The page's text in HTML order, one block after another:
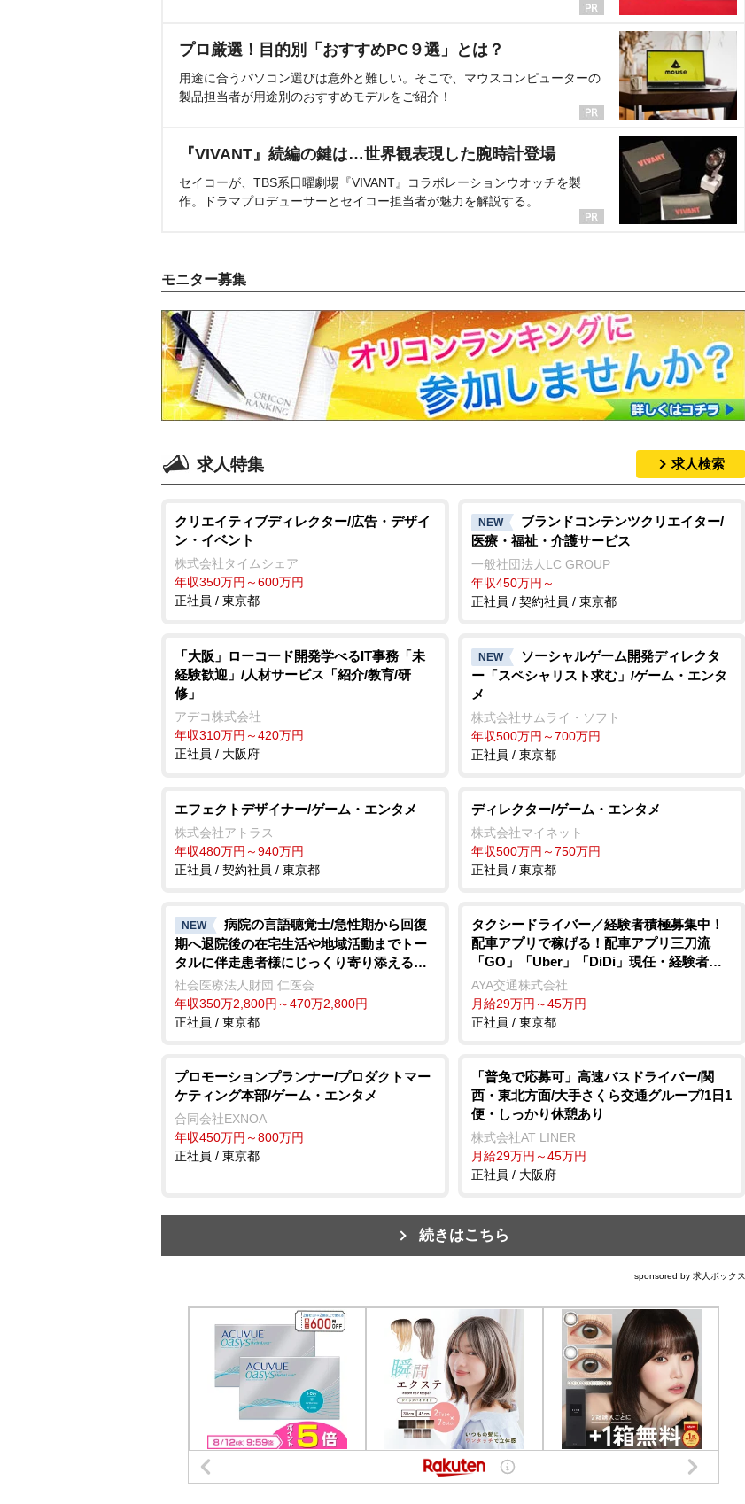
プロ厳選！目的別「おすすめPC９選」とは？
用途に合うパソコン選びは意外と難しい。そこで、マウスコンピューターの
製品担当者が用途別のおすすめモデルをご紹介！
『VIVANT』続編の鍵は…世界観表現した腕時計登場
セイコーが、TBS系日曜劇場『VIVANT』コラボレーションウオッチを製
作。ドラマプロデューサーとセイコー担当者が魅力を解説する。
モニター募集
求人特集 求人検索
クリエイティブディレクター/広告・デザイ
ン・イベント
株式会社タイムシェア
年収350万円～600万円
正社員 / 東京都
NEW
ブランドコンテンツクリエイター/
医療・福祉・介護サービス
一般社団法人LC GROUP
年収450万円～
正社員 / 契約社員 / 東京都
「大阪」ローコード開発学べるIT事務「未
経験歓迎」/人材サービス「紹介/教育/研
修」
アデコ株式会社
年収310万円～420万円
正社員 / 大阪府
NEW
ソーシャルゲーム開発ディレクタ
ー「スペシャリスト求む」/ゲーム・エンタ
メ
株式会社サムライ・ソフト
年収500万円～700万円
正社員 / 東京都
エフェクトデザイナー/ゲーム・エンタメ
株式会社アトラス
年収480万円～940万円
正社員 / 契約社員 / 東京都
ディレクター/ゲーム・エンタメ
株式会社マイネット
年収500万円～750万円
正社員 / 東京都
NEW
病院の言語聴覚士/急性期から回復
期へ退院後の在宅生活や地域活動までトー
タルに伴走患者様にじっくり寄り添える環
境
社会医療法人財団 仁医会
年収350万2,800円～470万2,800円
正社員 / 東京都
タクシードライバー／経験者積極募集中！
配車アプリで稼げる！配車アプリ三刀流
「GO」「Uber」「DiDi」現任・経験者対
象！50万円支給！(規定あり)高島平駅より
徒歩2分 通勤楽々♪業界でも希少な出庫前の
釣銭救済制度あり(出庫者全員対象)2024年1
料負担なし！TiktokでAYA交通の魅力を発
信中！（@aya.taxi）
AYA交通株式会社
月給29万円～45万円
正社員 / 東京都
プロモーションプランナー/プロダクトマー
ケティング本部/ゲーム・エンタメ
合同会社EXNOA
年収450万円～800万円
正社員 / 東京都
「普免で応募可」高速バスドライバー/関
西・東北方面/大手さくら交通グループ/1日1
便・しっかり休憩あり
株式会社AT LINER
月給29万円～45万円
正社員 / 大阪府
続きはこちら
sponsored by 求人ボックス